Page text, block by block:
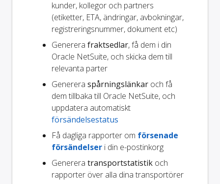
kunder, kollegor och partners
(etiketter, ETA, ändringar, avbokningar,
registreringsnummer, dokument etc)
Generera fraktsedlar, få dem i din
Oracle NetSuite, och skicka dem till
relevanta parter
Generera spårningslänkar och få
dem tillbaka till Oracle NetSuite, och
uppdatera automatiskt
försändelsestatus
Få dagliga rapporter om försenade
försändelser i din e-postinkorg
Generera transportstatistik och
rapporter över alla dina transportörer